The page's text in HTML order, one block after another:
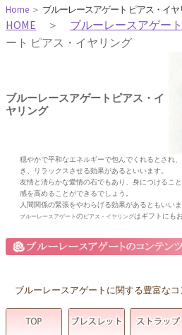
Home ＞ ブルーレースアゲート ピアス・イヤ
HOME ＞ ブルーレースアゲート
ート ピアス・イヤリング
ブルーレースアゲートピアス・イ
ヤリング
穏やかで平和なエネルギーで包んでくれるとされ
き、リラックスさせる効果があるといいます。
友情と清らかな愛情の石でもあり、身につけるこ
感を高めることができるでしょう。
人間関係の緊張をやわらげる効果があるともいいま
ブルーレースアゲートのピアス・イヤリングはギフトにも
ブルーレースアゲートに関する豊富なコ